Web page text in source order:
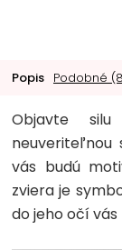
Popis Podobné
Objavte
neuveriteľnou
vás budú
zviera je
do jeho očí